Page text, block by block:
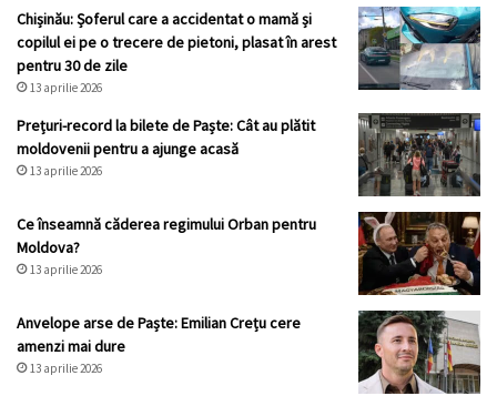
Chișinău: Șoferul care a accidentat o mamă și
copilul ei pe o trecere de pietoni, plasat în arest
pentru 30 de zile
13 aprilie 2026
Prețuri-record la bilete de Paște: Cât au plătit
moldovenii pentru a ajunge acasă
13 aprilie 2026
Ce înseamnă căderea regimului Orban pentru
Moldova?
13 aprilie 2026
Anvelope arse de Paște: Emilian Crețu cere
amenzi mai dure
13 aprilie 2026